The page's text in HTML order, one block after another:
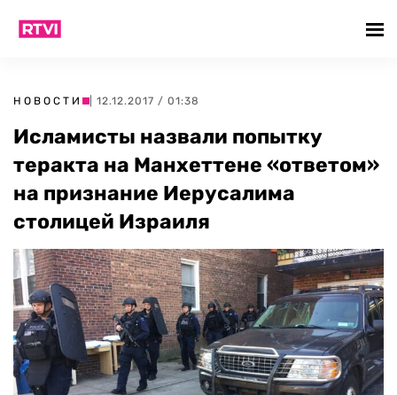
НОВОСТИ | 12.12.2017 / 01:38
Исламисты назвали попытку
теракта на Манхеттене «ответом»
на признание Иерусалима
столицей Израиля